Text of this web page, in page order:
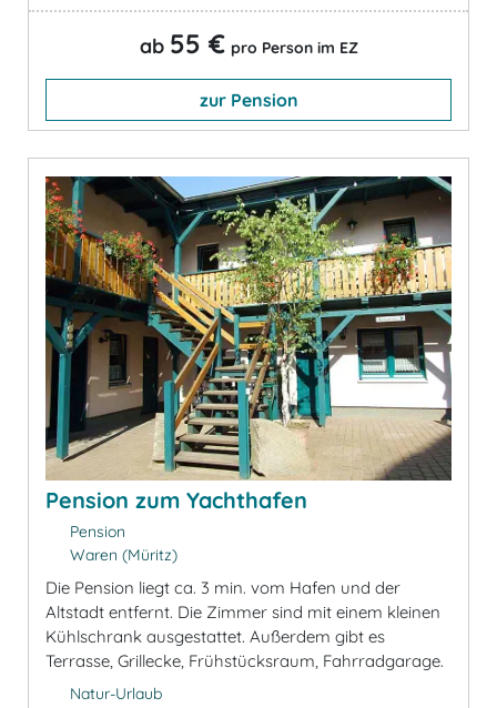
ab 55 € pro Person im EZ
zur Pension
Pension zum Yachthafen
Pension
Waren (Müritz)
Die Pension liegt ca. 3 min. vom Hafen und der
Altstadt entfernt. Die Zimmer sind mit einem kleinen
Kühlschrank ausgestattet. Außerdem gibt es
Terrasse, Grillecke, Frühstücksraum, Fahrradgarage.
Natur-Urlaub